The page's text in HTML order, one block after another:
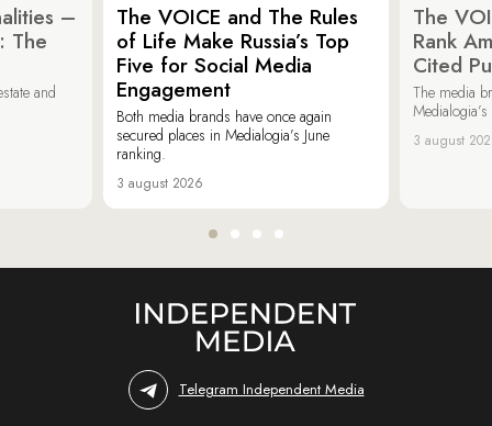
–
The
and
The VOICE and The Rules
of Life Make Russia’s Top
Five for Social Media
Engagement
Both media brands have once again
secured places in Medialogia’s June
ranking.
3 august 2026
The
Rank
Cited
The media
3 august
Telegram Independent Media